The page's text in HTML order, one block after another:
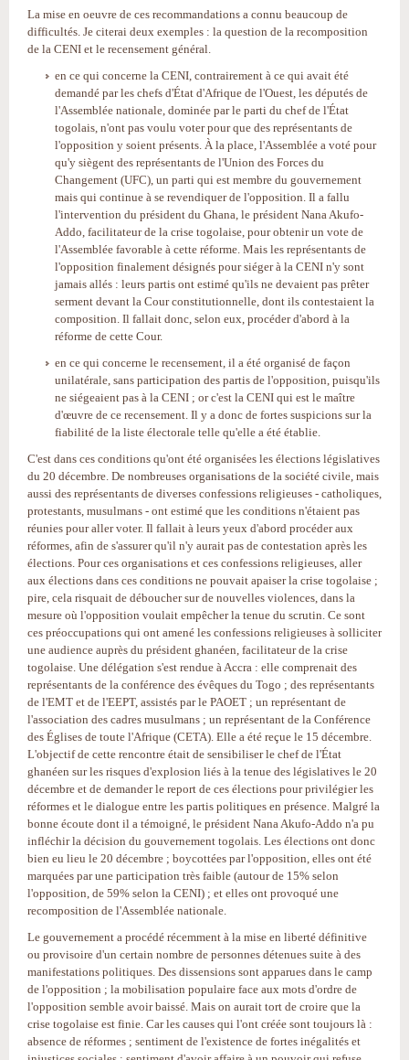
La mise en oeuvre de ces recommandations a connu beaucoup de
difficultés. Je citerai deux exemples : la question de la recomposition
de la CENI et le recensement général.
en ce qui concerne la CENI, contrairement à ce qui avait été
demandé par les chefs d'État d'Afrique de l'Ouest, les députés de
l'Assemblée nationale, dominée par le parti du chef de l'État
togolais, n'ont pas voulu voter pour que des représentants de
l'opposition y soient présents. À la place, l'Assemblée a voté pour
qu'y siègent des représentants de l'Union des Forces du
Changement (UFC), un parti qui est membre du gouvernement
mais qui continue à se revendiquer de l'opposition. Il a fallu
l'intervention du président du Ghana, le président Nana Akufo-
Addo, facilitateur de la crise togolaise, pour obtenir un vote de
l'Assemblée favorable à cette réforme. Mais les représentants de
l'opposition finalement désignés pour siéger à la CENI n'y sont
jamais allés : leurs partis ont estimé qu'ils ne devaient pas prêter
serment devant la Cour constitutionnelle, dont ils contestaient la
composition. Il fallait donc, selon eux, procéder d'abord à la
réforme de cette Cour.
en ce qui concerne le recensement, il a été organisé de façon
unilatérale, sans participation des partis de l'opposition, puisqu'ils
ne siégeaient pas à la CENI ; or c'est la CENI qui est le maître
d'œuvre de ce recensement. Il y a donc de fortes suspicions sur la
fiabilité de la liste électorale telle qu'elle a été établie.
C'est dans ces conditions qu'ont été organisées les élections législatives
du 20 décembre. De nombreuses organisations de la société civile, mais
aussi des représentants de diverses confessions religieuses - catholiques,
protestants, musulmans - ont estimé que les conditions n'étaient pas
réunies pour aller voter. Il fallait à leurs yeux d'abord procéder aux
réformes, afin de s'assurer qu'il n'y aurait pas de contestation après les
élections. Pour ces organisations et ces confessions religieuses, aller
aux élections dans ces conditions ne pouvait apaiser la crise togolaise ;
pire, cela risquait de déboucher sur de nouvelles violences, dans la
mesure où l'opposition voulait empêcher la tenue du scrutin. Ce sont
ces préoccupations qui ont amené les confessions religieuses à solliciter
une audience auprès du président ghanéen, facilitateur de la crise
togolaise. Une délégation s'est rendue à Accra : elle comprenait des
représentants de la conférence des évêques du Togo ; des représentants
de l'EMT et de l'EEPT, assistés par le PAOET ; un représentant de
l'association des cadres musulmans ; un représentant de la Conférence
des Églises de toute l'Afrique (CETA). Elle a été reçue le 15 décembre.
L'objectif de cette rencontre était de sensibiliser le chef de l'État
ghanéen sur les risques d'explosion liés à la tenue des législatives le 20
décembre et de demander le report de ces élections pour privilégier les
réformes et le dialogue entre les partis politiques en présence. Malgré la
bonne écoute dont il a témoigné, le président Nana Akufo-Addo n'a pu
infléchir la décision du gouvernement togolais. Les élections ont donc
bien eu lieu le 20 décembre ; boycottées par l'opposition, elles ont été
marquées par une participation très faible (autour de 15% selon
l'opposition, de 59% selon la CENI) ; et elles ont provoqué une
recomposition de l'Assemblée nationale.
Le gouvernement a procédé récemment à la mise en liberté définitive
ou provisoire d'un certain nombre de personnes détenues suite à des
manifestations politiques. Des dissensions sont apparues dans le camp
de l'opposition ; la mobilisation populaire face aux mots d'ordre de
l'opposition semble avoir baissé. Mais on aurait tort de croire que la
crise togolaise est finie. Car les causes qui l'ont créée sont toujours là :
absence de réformes ; sentiment de l'existence de fortes inégalités et